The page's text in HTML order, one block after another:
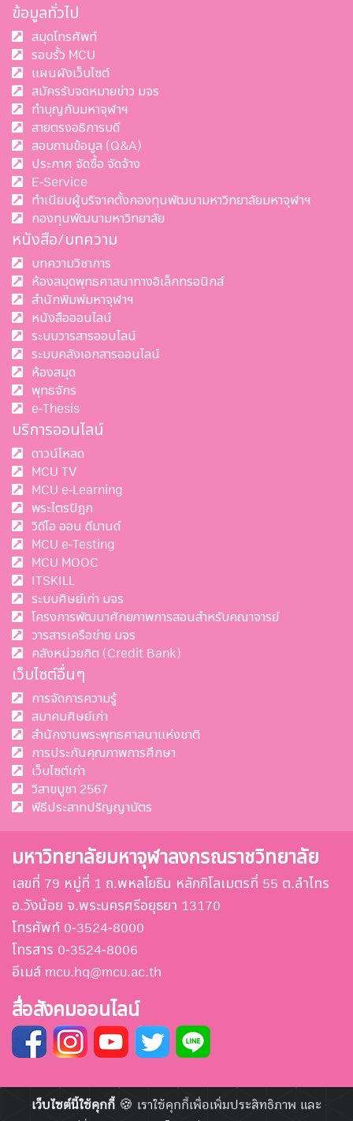
ข้อมูลทั่วไป
สมุดโทรศัพท์
รอบรั้ว MCU
แผนผังเว็บไซต์
สมัครรับจดหมายข่าว มจร
ทำบุญกับมหาจุฬาฯ
สายตรงอธิการบดี
สอบถามข้อมูล (Q&A)
ประกาศ จัดซื้อ จัดจ้าง
E-Service
ทำเนียบผู้บริจาคตั้งกองทุนพัฒนามหาวิทยาลัยมหาจุฬาฯ
กองทุนพัฒนามหาวิทยาลัย
หนังสือ/บทความ
บทความวิชาการ
ห้องสมุดพุทธศาสนาทางอิเล็กทรอนิกส์
สำนักพิมพ์มหาจุฬาฯ
หนังสือออนไลน์
ระบบวารสารออนไลน์
ระบบคลังเอกสารออนไลน์
ห้องสมุด
พุทธจักร
e-Thesis
บริการออนไลน์
ดาวน์โหลด
MCU TV
MCU e-Learning
พระไตรปิฎก
วิดีโอ ออน ดีมานด์
MCU e-Testing
MCU MOOC
ITSKILL
ระบบศิษย์เก่า มจร
โครงการพัฒนาศักยภาพการสอนสำหรับคณาจารย์
วารสารเครือข่าย มจร
คลังหน่วยกิต (Credit Bank)
เว็บไซต์อื่นๆ
การจัดการความรู้
สมาคมศิษย์เก่า
สำนักงานพระพุทธศาสนาแห่งชาติ
การประกันคุณภาพการศึกษา
เว็บไซต์เก่า
วิสาขบูชา 2567
พีธีประสาทปริญญาบัตร
มหาวิทยาลัยมหาจุฬาลงกรณราชวิทยาลัย
เลขที่ 79 หมู่ที่ 1 ถ.พหลโยธิน หลักกิโลเมตรที่ 55 ต.ลำไทร
อ.วังน้อย จ.พระนครศรีอยุธยา 13170
โทรศัพท์ 0-3524-8000
โทรสาร 0-3524-8006
อีเมล์ mcu.hq@mcu.ac.th
สื่อสังคมออนไลน์
เว็บไซต์นี้ใช้คุกกี้ 🍪 เราใช้คุกกี้เพื่อเพิ่มประสิทธิภาพ และ